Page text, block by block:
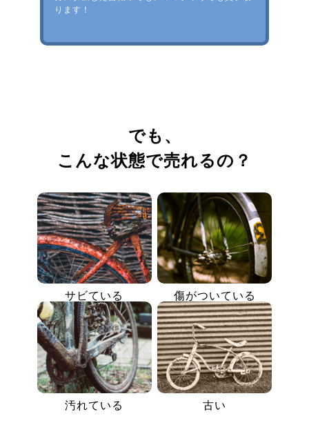
ります！
でも、
こんな状態で売れるの？
サビている 傷がついている
汚れている 古い